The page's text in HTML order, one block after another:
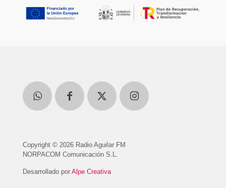
Copyright © 2026 Radio Aguilar FM
NORPACOM Comunicación S.L.
Desarrollado por Alpe Creativa